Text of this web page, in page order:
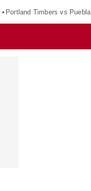
Portland Timbers vs Puebla